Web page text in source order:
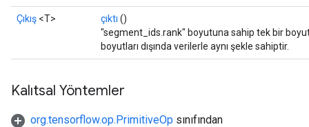
Çıkış <T> çıktı ()
"segment_ids.rank" boyutuna sahip tek bir
boyutları dışında verilerle aynı şekle sahiptir.
Kalıtsal Yöntemler
org.tensorflow.op.PrimitiveOp sınıfından